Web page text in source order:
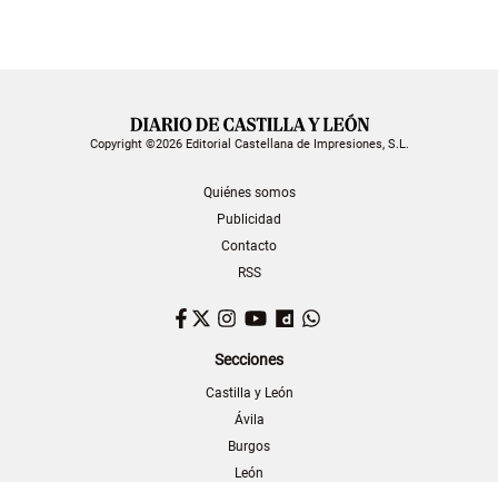
Copyright ©2026 Editorial Castellana de Impresiones, S.L.
Quiénes somos
Publicidad
Contacto
RSS
Facebook
TwitterInstagram
YouTubeDailymotion
Secciones
Castilla y León
Ávila
Burgos
León